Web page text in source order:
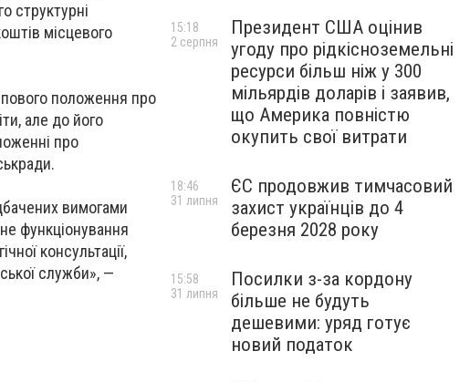
структурні
місцевого
положення про
але до його
про
вимогами
функціонування
консультації,
служби», —
Президент США оцінив
угоду про рідкісноземельні
ресурси більш ніж у 300
мільярдів доларів і заявив,
що Америка повністю
окупить свої витрати
15:18
2 серпня
ЄС продовжив тимчасовий
захист українців до 4
березня 2028 року
18:46
31 липня
Посилки з-за кордону
більше не будуть
дешевими: уряд готує
новий податок
15:58
31 липня